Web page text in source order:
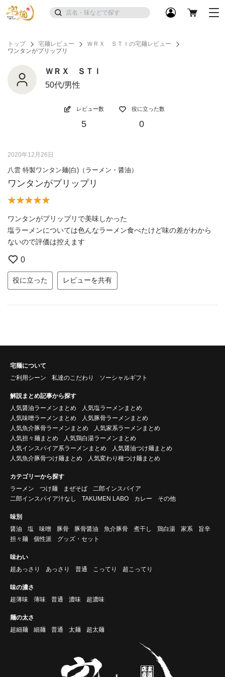
トップ 宅麺レビュー
ＷＲＸ ＳＴＩの宅麺レビュー
ワンタンがプリップリ
ＷＲＸ ＳＴＩ
50代/男性
レビュー数
5
役に立った数
0
2020年12月26日
八雲 特製ワンタン麺(白)（ラーメン・醤油）
ワンタンがプリップリ
ワンタンがプリップリで美味しかった
塩ラーメンについては色んなラーメン食べたけど味の差がわから
ないので評価は控えます
0
役に立った レビューを共有
宅麺について
ご利用シーン
私達のこだわり ソーシャルギフト
解説まとめ記事から探す
人気醤油ラーメンまとめ
人気塩ラーメンまとめ
人気味噌ラーメンまとめ
人気豚骨ラーメンまとめ
人気魚介豚骨ラーメンまとめ
人気家系ラーメンまとめ
人気担々麺まとめ
人気鶏白湯ラーメンまとめ
人気インスパイア系ラーメンまとめ
人気醤油つけ麺まとめ
人気魚介豚骨つけ麺まとめ
人気変わり種つけ麺まとめ
カテゴリーから探す
ラーメン
つけ麺 まぜそば
二郎インスパイア
二郎インスパイア汁なし
TAKUMEN LABO カレー その他
味別
醤油
塩 味噌 豚骨 豚骨醤油 魚介豚骨 煮干し 鶏白湯 家系
旨辛
担々麺
個性派 グッズ・セット
味わい
超あっさり
あっさり 普通 こってり 超こってり
味の濃さ
超薄味
薄味 普通 濃味 超濃味
麺の太さ
超細麺
細麺 普通 太麺 超太麺